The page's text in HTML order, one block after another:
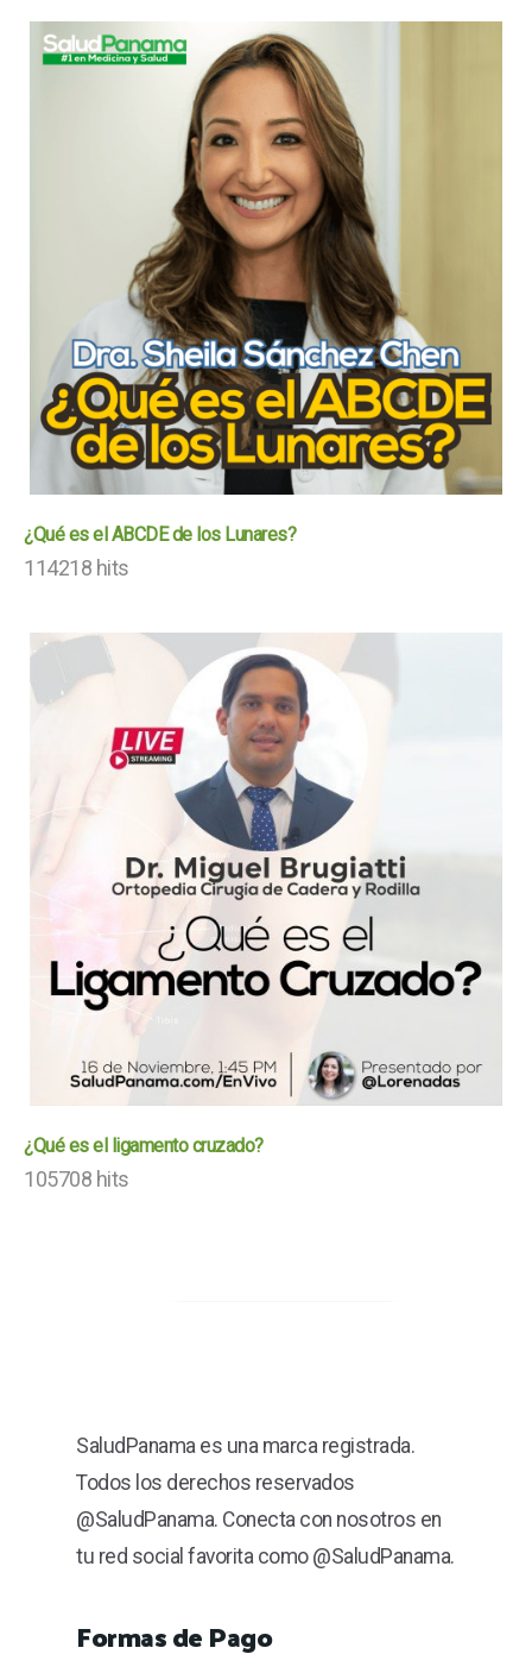
¿Qué es el ABCDE de los Lunares?
114218 hits
¿Qué es el ligamento cruzado?
105708 hits
SaludPanama es una marca registrada.
Todos los derechos reservados
@SaludPanama. Conecta con nosotros en
tu red social favorita como @SaludPanama.
Formas de Pago